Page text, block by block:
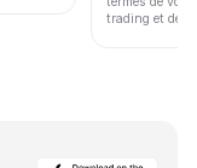
trading et de